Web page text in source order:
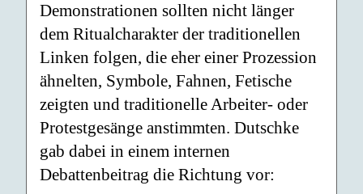
Demonstrationen sollten nicht länger
dem Ritualcharakter der traditionellen
Linken folgen, die eher einer Prozession
ähnelten, Symbole, Fahnen, Fetische
zeigten und traditionelle Arbeiter- oder
Protestgesänge anstimmten. Dutschke
gab dabei in einem internen
Debattenbeitrag die Richtung vor: